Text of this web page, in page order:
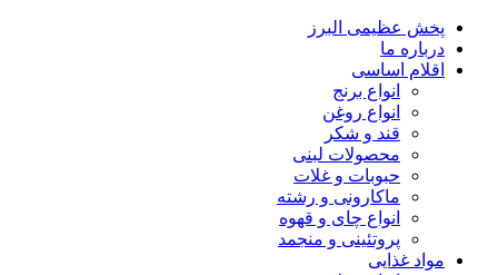
پخش عظیمی البرز
درباره ما
اقلام اساسی
انواع برنج
انواع روغن
قند و شکر
محصولات لبنی
حبوبات و غلات
ماکارونی و رشته
انواع چای و قهوه
پروتئینی و منجمد
مواد غذایی